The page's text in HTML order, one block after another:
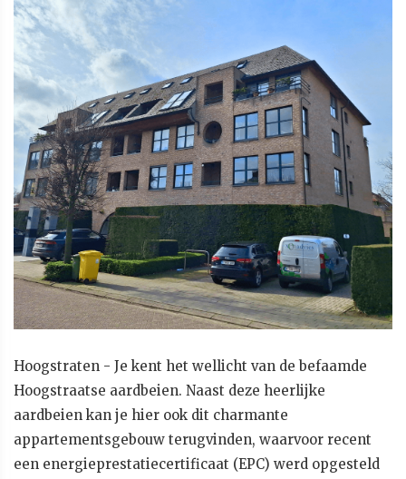
Hoogstraten - Je kent het wellicht van de befaamde
Hoogstraatse aardbeien. Naast deze heerlijke
aardbeien kan je hier ook dit charmante
appartementsgebouw terugvinden, waarvoor recent
een energieprestatiecertificaat (EPC) werd opgesteld